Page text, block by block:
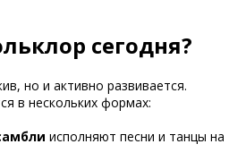
сегодня?
но и активно развивается.
в нескольких формах:
исполняют песни и танцы на